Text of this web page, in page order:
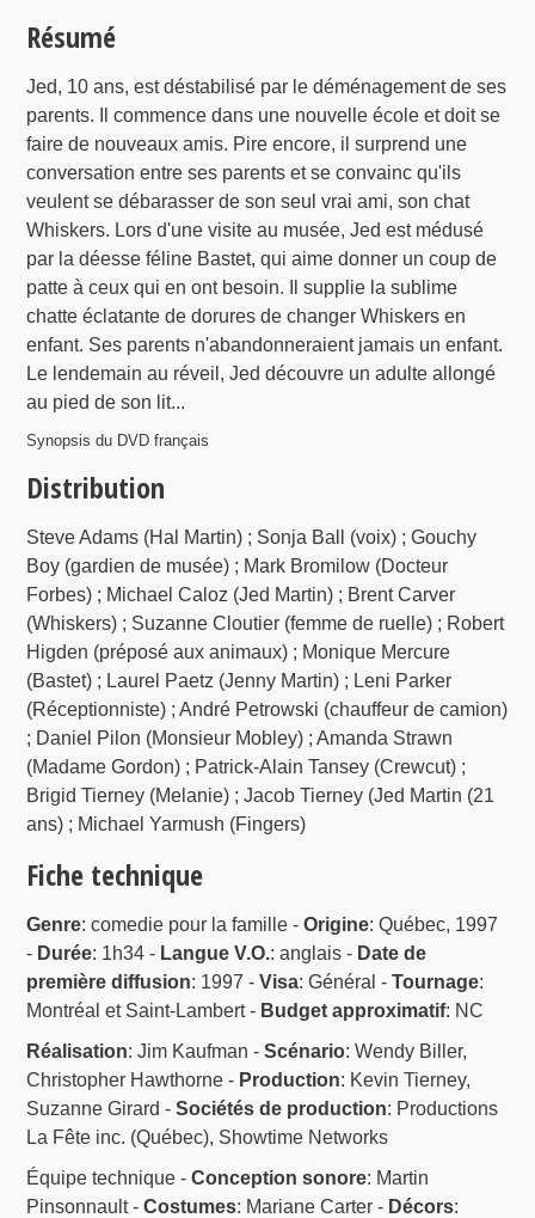
Résumé
Jed, 10 ans, est déstabilisé par le déménagement de ses
parents. Il commence dans une nouvelle école et doit se
faire de nouveaux amis. Pire encore, il surprend une
conversation entre ses parents et se convainc qu'ils
veulent se débarasser de son seul vrai ami, son chat
Whiskers. Lors d'une visite au musée, Jed est médusé
par la déesse féline Bastet, qui aime donner un coup de
patte à ceux qui en ont besoin. Il supplie la sublime
chatte éclatante de dorures de changer Whiskers en
enfant. Ses parents n'abandonneraient jamais un enfant.
Le lendemain au réveil, Jed découvre un adulte allongé
au pied de son lit...
Synopsis du DVD français
Distribution
Steve Adams (Hal Martin) ; Sonja Ball (voix) ; Gouchy
Boy (gardien de musée) ; Mark Bromilow (Docteur
Forbes) ; Michael Caloz (Jed Martin) ; Brent Carver
(Whiskers) ; Suzanne Cloutier (femme de ruelle) ; Robert
Higden (préposé aux animaux) ; Monique Mercure
(Bastet) ; Laurel Paetz (Jenny Martin) ; Leni Parker
(Réceptionniste) ; André Petrowski (chauffeur de camion)
; Daniel Pilon (Monsieur Mobley) ; Amanda Strawn
(Madame Gordon) ; Patrick-Alain Tansey (Crewcut) ;
Brigid Tierney (Melanie) ; Jacob Tierney (Jed Martin (21
ans) ; Michael Yarmush (Fingers)
Fiche technique
Genre: comedie pour la famille -Origine: Québec, 1997
- Durée: 1h34 - Langue V.O.: anglais - Date de
première diffusion: 1997 -Visa: Général -Tournage:
Montréal et Saint-Lambert - Budget approximatif: NC
Réalisation: Jim Kaufman -Scénario: Wendy Biller,
Christopher Hawthorne - Production: Kevin Tierney,
Suzanne Girard -Sociétés de production: Productions
La Fête inc. (Québec), Showtime Networks
Équipe technique -Conception sonore: Martin
Pinsonnault -Costumes: Mariane Carter - Décors: